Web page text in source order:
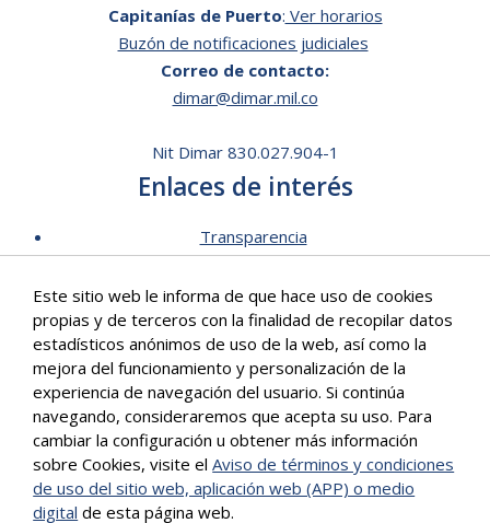
Capitanías de Puerto: Ver horarios
Buzón de notificaciones judiciales
Correo de contacto:
dimar@dimar.mil.co
Nit Dimar 830.027.904-1
Enlaces de interés
Transparencia
Mecanismos de contacto
Software para personas en situación de discapacidad
Signos en Red
Intranet de Dimar
Correo Institucional
Políticas
Mapa del sitio
Este sitio web le informa de que hace uso de cookies
propias y de terceros con la finalidad de recopilar datos
estadísticos anónimos de uso de la web, así como la
mejora del funcionamiento y personalización de la
experiencia de navegación del usuario. Si continúa
navegando, consideraremos que acepta su uso. Para
cambiar la configuración u obtener más información
sobre Cookies, visite elAviso de términos y condiciones
de uso del sitio web, aplicación web (APP) o medio
digital de esta página web.